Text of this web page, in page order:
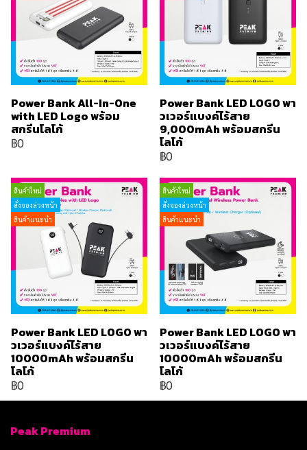
Power Bank All-In-One
with LED Logo พร้อม
สกรีนโลโก้
฿0
Power Bank LED LOGO พา
วเวอร์แบงค์ไร้สาย
9,000mAh พร้อมสกรีน
โลโก้
฿0
สินค้าใหม่
สั่งจองล่วงหน้า
สินค้าแนะนำ
Power Bank LED LOGO พา
วเวอร์แบงค์ไร้สาย
10000mAh พร้อมสกรีน
โลโก้
฿0
สินค้าใหม่
สั่งจองล่วงหน้า
สินค้าแนะนำ
Power Bank LED LOGO พา
วเวอร์แบงค์ไร้สาย
10000mAh พร้อมสกรีน
โลโก้
฿0
Peak Premium